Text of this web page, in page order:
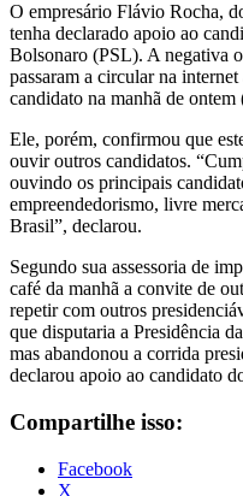
O empresário Flávio Rocha,
tenha declarado apoio ao
Bolsonaro (PSL). A negativa
passaram a circular na
candidato na manhã de ontem
Ele, porém, confirmou que
ouvir outros candidatos.
ouvindo os principais
empreendedorismo, livre
Brasil”, declarou.
Segundo sua assessoria de
café da manhã a convite de
repetir com outros
que disputaria a Presidência
mas abandonou a corrida
declarou apoio ao candidato
Compartilhe isso:
Facebook
X